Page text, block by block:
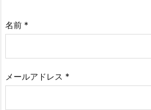
名前 *
メールアドレス *